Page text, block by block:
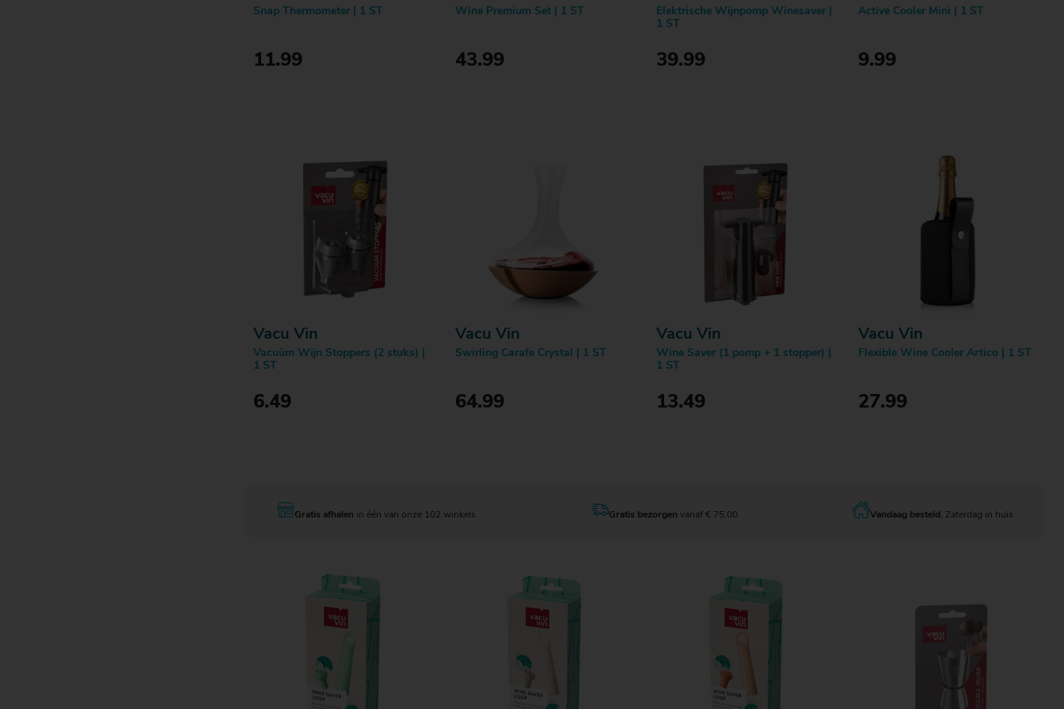
Snap Thermometer | 1 ST
11.99
Wine Premium Set | 1 ST
43.99
Elektrische Wijnpomp Winesaver |
1 ST
39.99
Active Cooler Mini | 1 ST
9.99
Vacu Vin
Vacuüm Wijn Stoppers (2 stuks) |
1 ST
6.49
Vacu Vin
Swirling Carafe Crystal | 1 ST
64.99
Vacu Vin
Wine Saver (1 pomp + 1 stopper) |
1 ST
13.49
Vacu Vin
Flexible Wine Cooler Artico | 1 ST
27.99
Gratis afhalen in één van onze 102 winkels Gratis bezorgen vanaf € 75.00 Vandaag besteld , Zaterdag in huis